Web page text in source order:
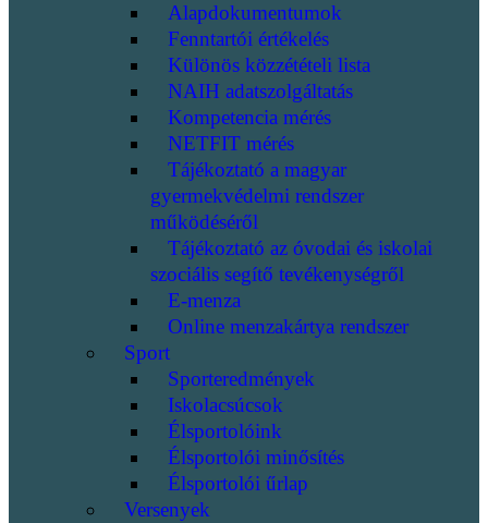
Alapdokumentumok
Fenntartói értékelés
Különös közzétételi lista
NAIH adatszolgáltatás
Kompetencia mérés
NETFIT mérés
Tájékoztató a magyar
gyermekvédelmi rendszer
működéséről
Tájékoztató az óvodai és iskolai
szociális segítő tevékenységről
E-menza
Online menzakártya rendszer
Sport
Sporteredmények
Iskolacsúcsok
Élsportolóink
Élsportolói minősítés
Élsportolói űrlap
Versenyek